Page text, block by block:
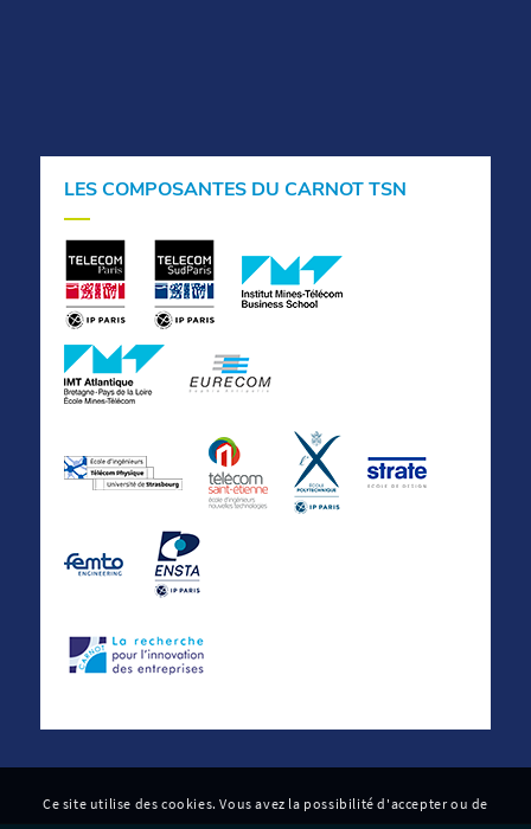
LES COMPOSANTES DU CARNOT TSN
Ce site utilise des cookies. Vous avez la possibilité d'accepter ou de